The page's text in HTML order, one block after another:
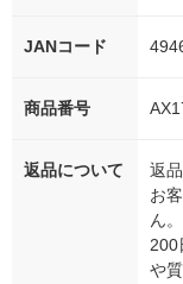
JANコード
商品番号
返品について
返
お
ん
200
や